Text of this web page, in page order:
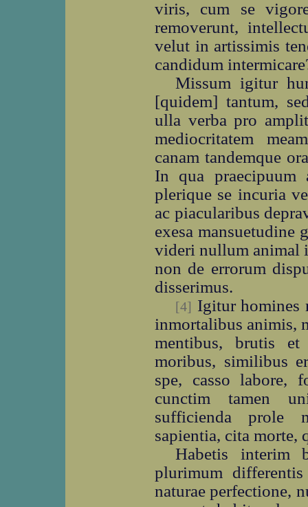
viris, cum se
removerunt,
velut in artissimis
candidum
Missum igitur
[quidem] tantum,
ulla verba pro
mediocritatem
canam tandemque
In qua praecipuum
plerique se incuria
ac piacularibus
exesa mansuetudine
videri nullum animal
non de errorum
disserimus.
[4] Igitur homines
inmortalibus animis,
mentibus, brutis
moribus, similibus
spe, casso labore,
cunctim tamen
sufficienda prole
sapientia, cita morte,
Habetis interim
plurimum
naturae perfectione,